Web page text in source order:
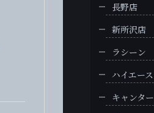
長野店
新所沢店
ラシーン
ハイエース
キャンター